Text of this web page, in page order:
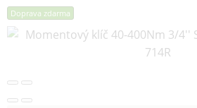
Doprava zdarma